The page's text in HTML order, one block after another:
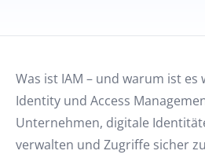
Was ist IAM – und warum ist es
Identity und Access
Unternehmen, digitale
verwalten und Zugriffe sicher